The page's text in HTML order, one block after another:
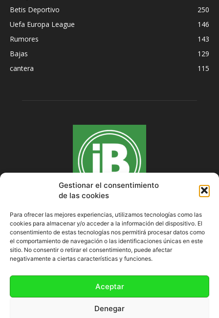
Gestionar el consentimiento
de las cookies
Para ofrecer las mejores experiencias, utilizamos tecnologías como las
cookies para almacenar y/o acceder a la información del dispositivo. El
consentimiento de estas tecnologías nos permitirá procesar datos como
el comportamiento de navegación o las identificaciones únicas en este
sitio. No consentir o retirar el consentimiento, puede afectar
negativamente a ciertas características y funciones.
Aceptar
Denegar
Betis Deportivo
250
Uefa Europa League
146
Rumores
143
Bajas
129
cantera
115
SOBRE NOSOTROS